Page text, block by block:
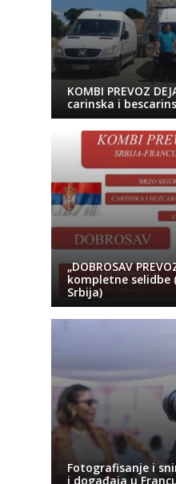
KOMBI PREVOZ
carinska i
„DOBROSAV
kompletne selidbe
Srbija)
Fotografisanje i
i događaja u